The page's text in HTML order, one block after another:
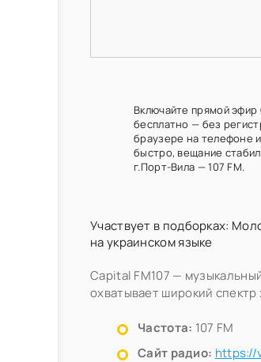
Включайте прямой эфир
бесплатно — без
браузере на телефоне
быстро, вещание
г.Порт-Вила — 107 FM.
Участвует в подборках:
на украинском языке
Capital FM107 —
охватывает широкий
Частота: 107 FM
Сайт радио: https://